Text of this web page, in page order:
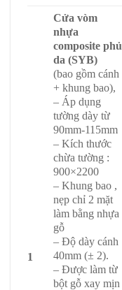
1
Cửa vòm
nhựa
composite phủ
da (SYB)
(bao gồm cánh
+ khung bao),
– Áp dụng
tường dày từ
90mm-115mm
– Kích thước
chừa tường :
900×2200
– Khung bao ,
nẹp chỉ 2 mặt
làm bằng nhựa
gỗ
– Độ dày cánh
40mm (± 2).
– Được làm từ
bột gỗ xay mịn